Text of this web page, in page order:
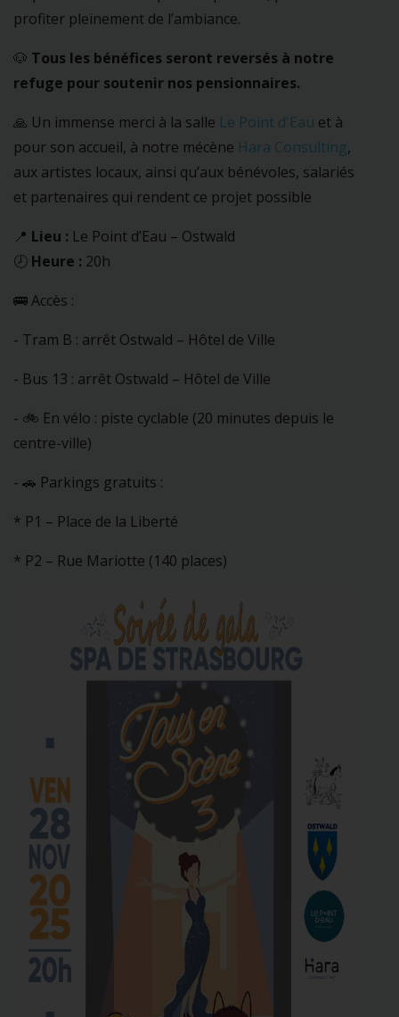
profiter pleinement de l’ambiance.
🐶 Tous les bénéfices seront reversés à notre
refuge pour soutenir nos pensionnaires.
🙏 Un immense merci à la salle Le Point d'Eau et à
pour son accueil, à notre mécène Hara Consulting,
aux artistes locaux, ainsi qu’aux bénévoles, salariés
et partenaires qui rendent ce projet possible
📍 Lieu : Le Point d’Eau – Ostwald
🕗 Heure : 20h
🚌 Accès :
- Tram B : arrêt Ostwald – Hôtel de Ville
- Bus 13 : arrêt Ostwald – Hôtel de Ville
- 🚲 En vélo : piste cyclable (20 minutes depuis le
centre-ville)
- 🚗 Parkings gratuits :
* P1 – Place de la Liberté
* P2 – Rue Mariotte (140 places)